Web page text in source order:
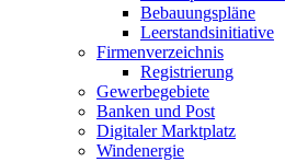
Bebauungspläne
Leerstandsinitiative
Firmenverzeichnis
Registrierung
Gewerbegebiete
Banken und Post
Digitaler Marktplatz
Windenergie